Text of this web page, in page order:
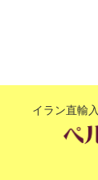
イラン直輸